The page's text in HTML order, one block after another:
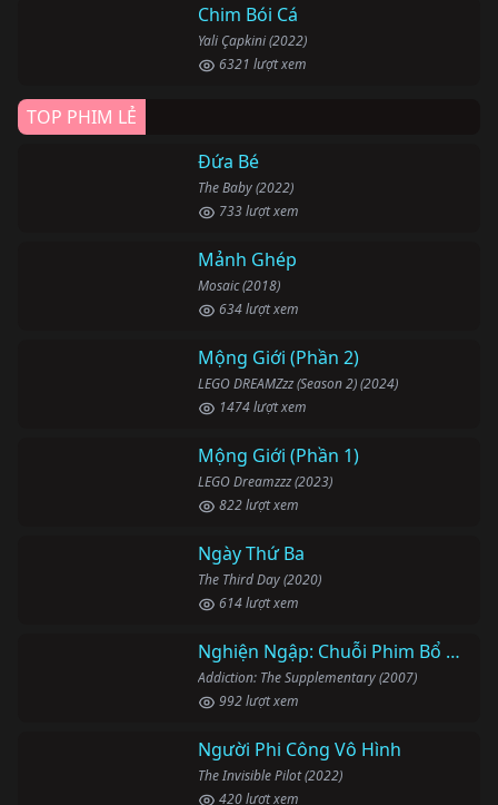
Chim Bói Cá
Yali Çapkini (2022)
6321 lượt xem
TOP PHIM LẺ
Đứa Bé
The Baby (2022)
733 lượt xem
Mảnh Ghép
Mosaic (2018)
634 lượt xem
Mộng Giới (Phần 2)
LEGO DREAMZzz (Season 2) (2024)
1474 lượt xem
Mộng Giới (Phần 1)
LEGO Dreamzzz (2023)
822 lượt xem
Ngày Thứ Ba
The Third Day (2020)
614 lượt xem
Nghiện Ngập: Chuỗi Phim Bổ Trợ
Addiction: The Supplementary (2007)
992 lượt xem
Người Phi Công Vô Hình
The Invisible Pilot (2022)
420 lượt xem